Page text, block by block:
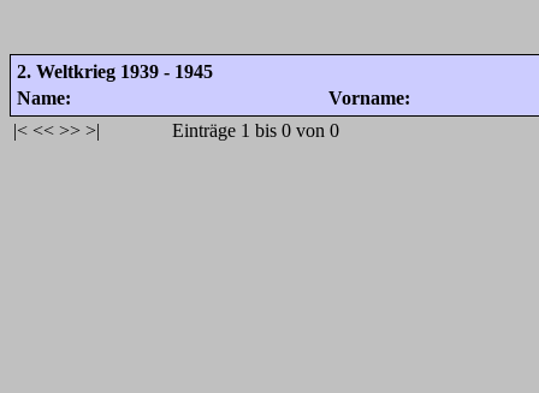
2. Weltkrieg 1939 - 1945
Name:
Vorname:
|< << >> >| Einträge 1 bis 0 von 0